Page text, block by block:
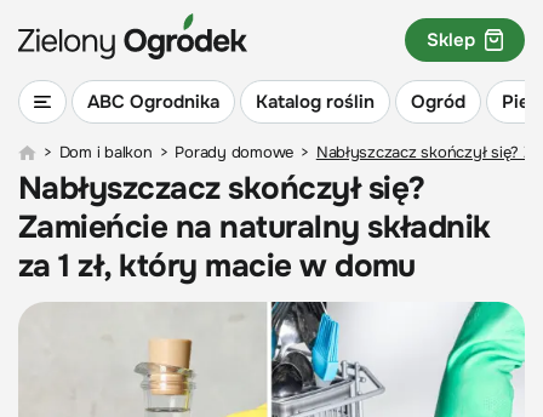
ABC Ogrodnika Katalog roślin Ogród
Sklep
> Dom i balkon > Porady domowe > Nabłyszczacz skończył się?
Nabłyszczacz skończył się?
Zamieńcie na naturalny składnik
za 1 zł, który macie w domu